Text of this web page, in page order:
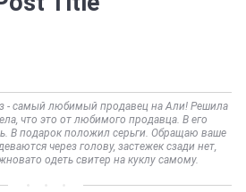
- самый любимый продавец на Али! Решила
что это от любимого продавца. В его
В подарок положил серьги. Обращаю ваше
через голову, застежек сзади нет,
одеть свитер на куклу самому.